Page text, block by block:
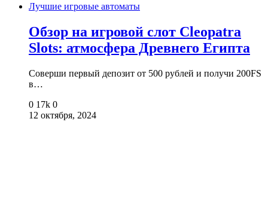
Лучшие игровые автоматы
Обзор на игровой слот Cleopatra
Slots: атмосфера Древнего Египта
Соверши первый депозит от 500 рублей и получи 200FS
в…
0 17k 0
12 октября, 2024